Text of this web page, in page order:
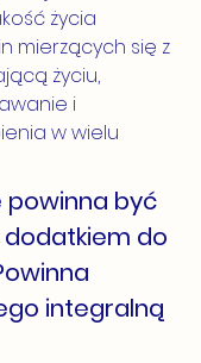
życia
mierzących się z
życiu,
i
w wielu
powinna być
do
integralną